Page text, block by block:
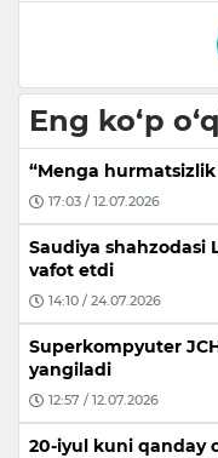
Eng ko‘p
“Menga hurmatsizlik
17:03 / 12.07.2026
Saudiya shahzodasi
vafot etdi
14:10 / 24.07.2026
Superkompyuter
yangiladi
12:57 / 12.07.2026
20-iyul kuni qanday